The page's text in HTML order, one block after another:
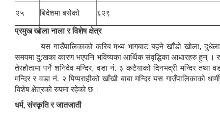
२५ बिदेशमा बसेको ६२९
प्रमुख खोला नाला र विशेष क्षेत्र
यस गाउँपालिकाको करिब मध्य भागबाट बहने खाँडो खोला, दुधेला
समयमा दु:खका कारण भएपनि भविष्यका आर्थिक संवृद्धिका आधारहरु हुन् ।
तेरहौतामा पर्ने शनिदेव मन्दिर, वडा नं. ३ कटैयाको दिनभद्री मन्दिर तथा
मन्दिर र वडा नं. २ पिप्पराहीको खाँखी बाबा मन्दिर यस गाउँपालिकाको
विशेष क्षेत्रको रुपमा रहेको छ ।
धर्म, संस्कृति र जातजाती